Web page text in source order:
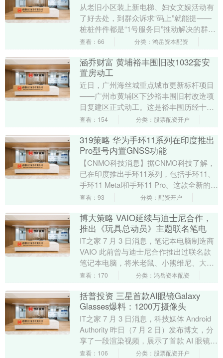
从老旧小区装上新电梯、妇女文娱活动有
了好去处，到群众诉求“码上”就能提——
桩桩件件都是“1号服务日”推动解决的群众
切身关切。 一直以来，番禺区创新推行“1
查看：66 分类：鸿岳资本配资
涵乔财富 黄埔裕丰围旧改1032套安
置房动工
近日，广州海丝城重点城市更新标杆项目
——广州市黄埔区下沙裕丰围旧村改造项
目复建区正式动工。这是裕丰围历经十四
载蛰伏与期盼后的破冰启航。 裕丰围项目
查看：154 分类：股票配资开户
319策略 华为手环11系列在印度推出
Pro型号内置GNSS功能
【CNMO科技消息】据CNMO科技了解，
已在印度推出手环11系列，包括手环11、
手环11 Metal和手环11 Pro。这款全新的健
身可穿戴设备集成了全面的健康....
查看：93 分类：配资开户
博大策略 VAIO延续与迪士尼合作，
推出《玩具总动员》主题联名笔电
IT之家 7 月 3 日消息，笔记本电脑制造商
VAIO 此前曾与迪士尼合作推出过联名款
笔记本电脑，将米老鼠、小熊维尼、大白
的形象通过激光雕刻在笔电 A 面上，....
查看：170 分类：鸿岳资本配资
括普投资 三星首款AI眼镜Galaxy
Glasses爆料：1200万摄像头
IT之家 7 月 3 日消息，科技媒体 Android
Authority 昨日（7 月 2 日）发布博文，分
享了一段渲染视频，展示了首款 AI 眼镜
Gala....
查看：106 分类：股票配资开户